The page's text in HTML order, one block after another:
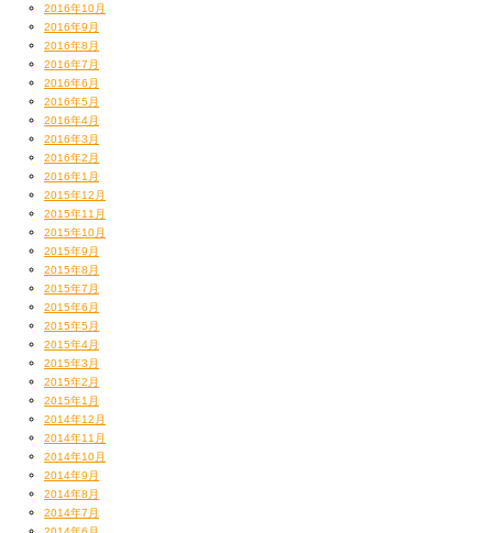
2016年10月
2016年9月
2016年8月
2016年7月
2016年6月
2016年5月
2016年4月
2016年3月
2016年2月
2016年1月
2015年12月
2015年11月
2015年10月
2015年9月
2015年8月
2015年7月
2015年6月
2015年5月
2015年4月
2015年3月
2015年2月
2015年1月
2014年12月
2014年11月
2014年10月
2014年9月
2014年8月
2014年7月